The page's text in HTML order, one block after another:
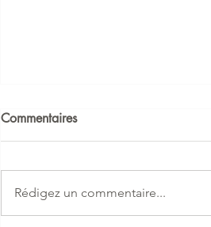
Commentaires
Rédigez un commentaire...